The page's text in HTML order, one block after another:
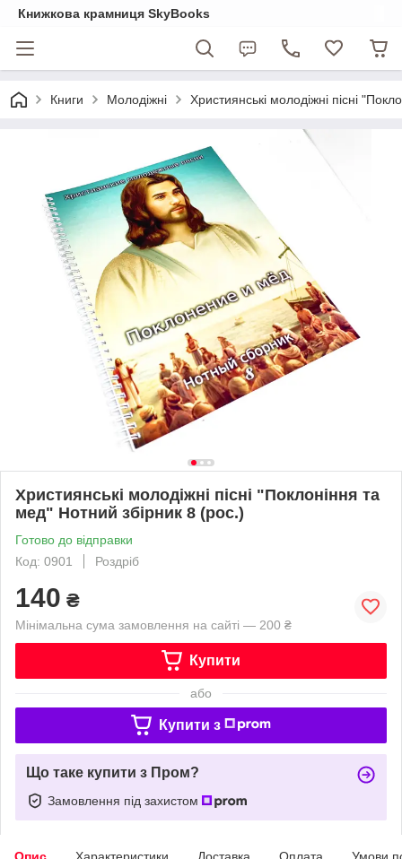
Книжкова крамниця SkyBooks
Книги Молодіжні Християнські молодіжні пісні
Християнські молодіжні пісні "Поклоніння та
мед" Нотний збірник 8 (рос.)
Готово до відправки
Код: 0901
Роздріб
140 ₴
Мінімальна сума замовлення на сайті — 200 ₴
Купити
або
Купити з
Що таке купити з Пром?
Замовлення під захистом
Опис Характеристики Доставка Оплата Умови